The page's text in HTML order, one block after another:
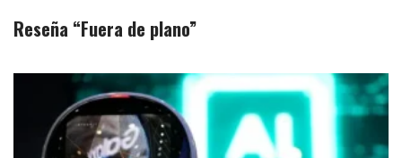
Reseña “Fuera de plano”